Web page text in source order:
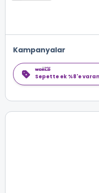
Kampanyalar
Sepette ek %8'e